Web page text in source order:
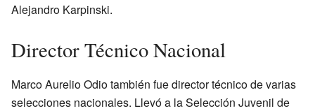
Alejandro Karpinski.
Director Técnico Nacional
Marco Aurelio Odio también fue director técnico de varias
selecciones nacionales. Llevó a la Selección Juvenil de